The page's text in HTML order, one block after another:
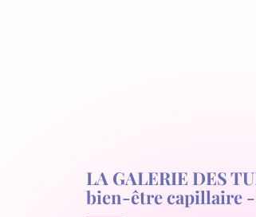
LA GALERIE DES
bien-être capillaire -